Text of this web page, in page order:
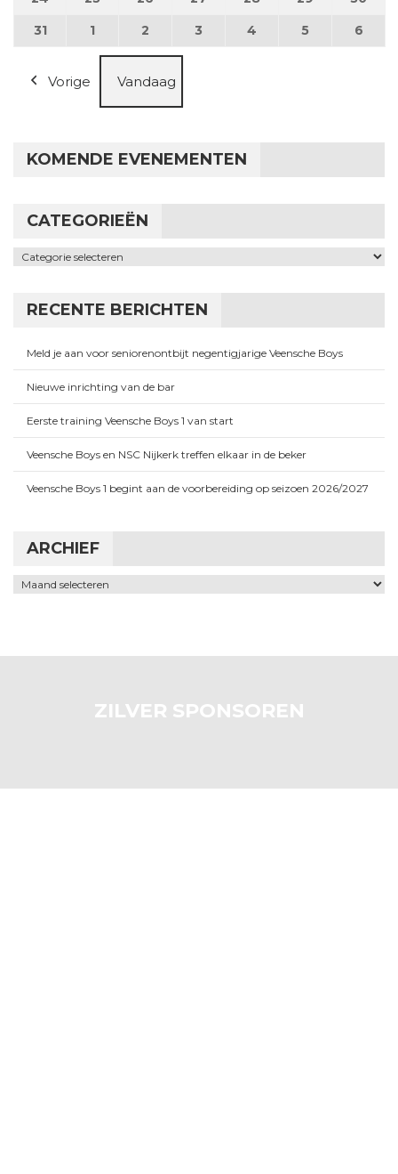
3131 augustus 2026
1 1 september 2026
2 2 september 2026
3 3 september 2026
4 4 september 2026
5 5 6
Vorige Vandaag
KOMENDE EVENEMENTEN
CATEGORIEËN
Categorieën
RECENTE BERICHTEN
Meld je aan voor seniorenontbijt negentigjarige Veensche Boys
Nieuwe inrichting van de bar
Eerste training Veensche Boys 1 van start
Veensche Boys en NSC Nijkerk treffen elkaar in de beker
Veensche Boys 1 begint aan de voorbereiding op seizoen 2026/2027
ARCHIEF
Archief
ZILVER SPONSOREN